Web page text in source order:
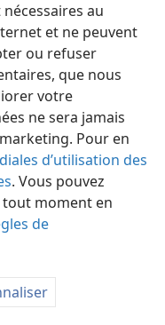
au
et ne peuvent
ou refuser
que nous
votre
ne sera jamais
Pour en
d’utilisation des
. Vous pouvez
moment en
de
Préférences
Society of Pennsylvania
de confidentialité
JW.ORG Se connecter